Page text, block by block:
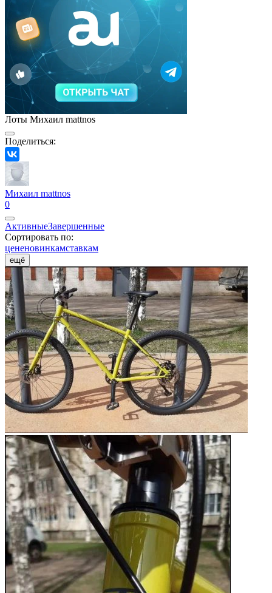
Лоты Михаил mattnos
Поделиться:
Михаил mattnos
0
АктивныеЗавершенные
Сортировать по:
цененовинкамставкам
ещё